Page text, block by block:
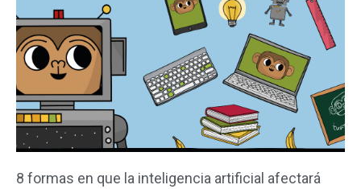
8 formas en que la inteligencia artificial afectará